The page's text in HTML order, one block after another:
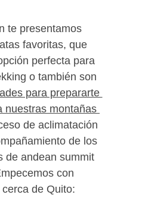
te presentamos
favoritas, que
perfecta para
o también son
para prepararte
nuestras montañas
de aclimatación
de los
de andean summit
con
de Quito: